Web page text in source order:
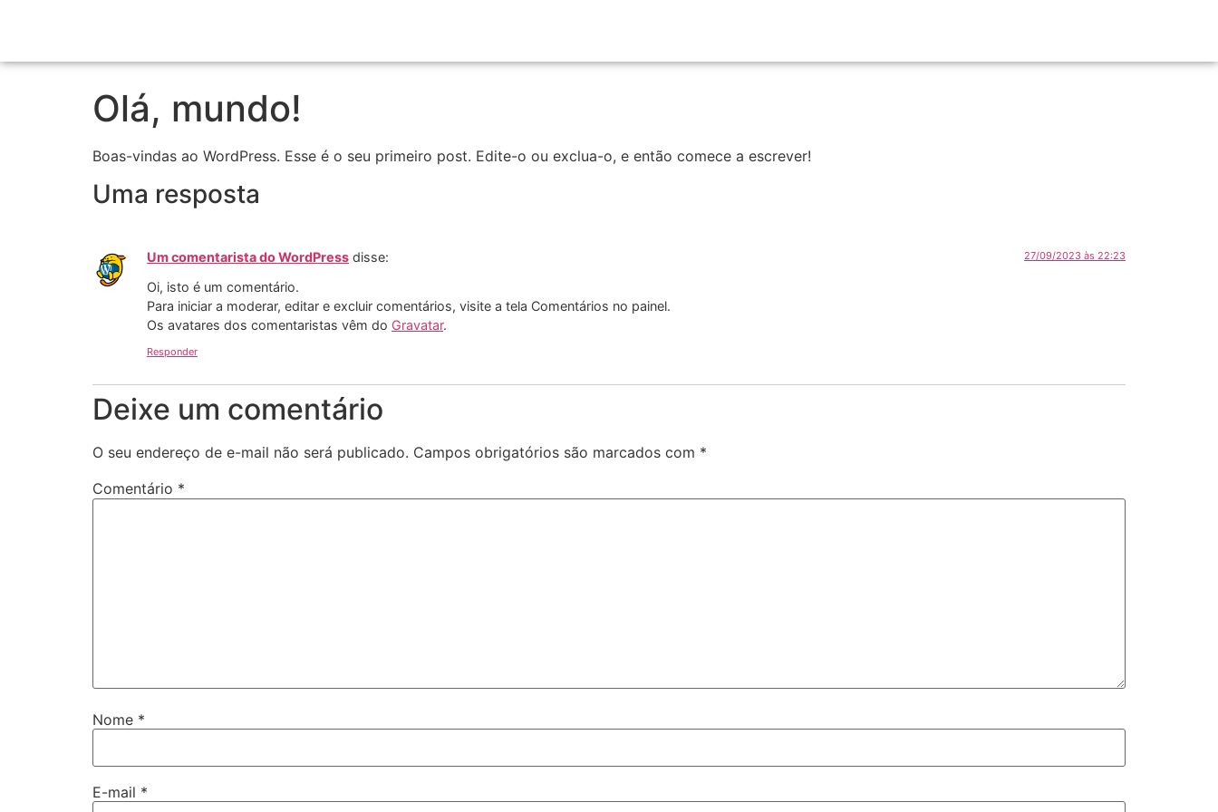
Olá, mundo!
Boas-vindas ao WordPress. Esse é o seu primeiro post. Edite-o ou exclua-o, e então comece a escrever!
Uma resposta
Um comentarista do WordPress disse: 27/09/2023 às 22:23
Oi, isto é um comentário.
Para iniciar a moderar, editar e excluir comentários, visite a tela Comentários no painel.
Os avatares dos comentaristas vêm do Gravatar.
Responder
Deixe um comentário
O seu endereço de e-mail não será publicado. Campos obrigatórios são marcados com *
Comentário *
Nome *
E-mail *